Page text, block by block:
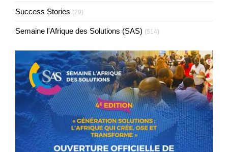
Success Stories (29)
Semaine l'Afrique des Solutions (SAS) (514)